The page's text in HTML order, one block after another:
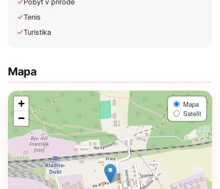
Pobyt v přírodě
Tenis
Turistika
Mapa
+
−
Mapa
Satelit